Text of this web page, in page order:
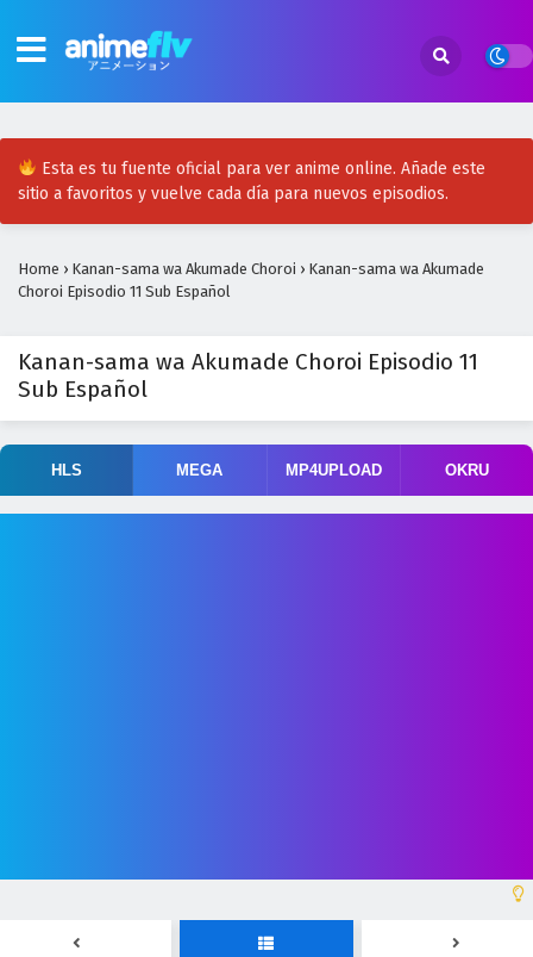
Esta es tu fuente oficial para ver anime online. Añade este
sitio a favoritos y vuelve cada día para nuevos episodios.
Home › Kanan-sama wa Akumade Choroi › Kanan-sama wa Akumade
Choroi Episodio 11 Sub Español
Kanan-sama wa Akumade Choroi Episodio 11
Sub Español
HLS MEGA MP4UPLOAD OKRU